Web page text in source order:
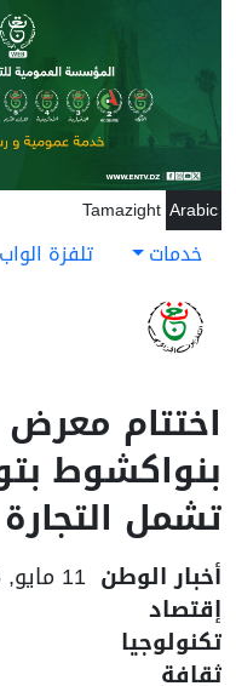
تجاوز إلى المحتوى الرئيسي
Arabic
Tamazight
خدمات تلفزة الواب
اختتام معرض
تشمل
أخبار الوطن
إقتصاد
تكنولوجيا
ثقافة
11 مايو, 2026